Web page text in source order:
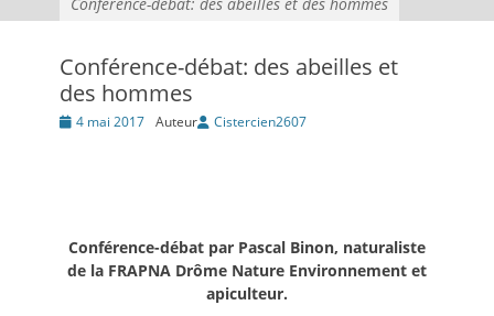
Conférence-débat: des abeilles et
des hommes
Posté4 mai 2017 Auteur Cistercien2607
Conférence-débat par Pascal Binon, naturaliste
de la FRAPNA Drôme Nature Environnement et
apiculteur.